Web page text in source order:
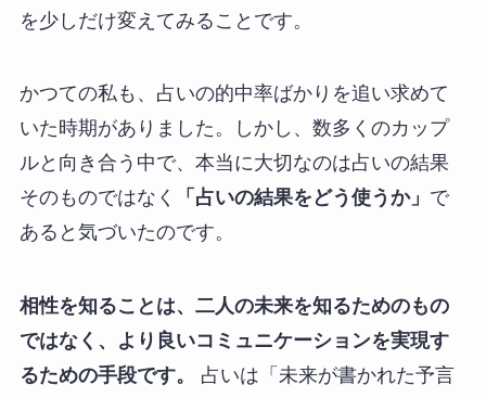
を少しだけ変えてみることです。
かつての私も、占いの的中率ばかりを追い求めて
いた時期がありました。しかし、数多くのカップ
ルと向き合う中で、本当に大切なのは占いの結果
そのものではなく
「占いの結果をどう使うか」 で
あると気づいたのです。
相性を知ることは、二人の未来を知るためのもの
ではなく、より良いコミュニケーションを実現す
るための手段です。
占いは「未来が書かれた予言